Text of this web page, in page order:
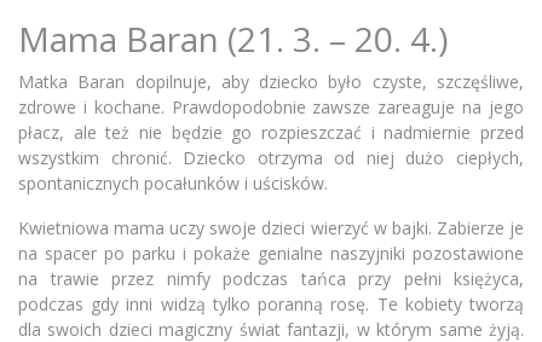
Mama Baran (21. 3. – 20. 4.)
Matka Baran dopilnuje, aby dziecko było czyste, szczęśliwe,
zdrowe i kochane. Prawdopodobnie zawsze zareaguje na jego
płacz, ale też nie będzie go rozpieszczać i nadmiernie przed
wszystkim chronić. Dziecko otrzyma od niej dużo ciepłych,
spontanicznych pocałunków i uścisków.
Kwietniowa mama uczy swoje dzieci wierzyć w bajki. Zabierze je
na spacer po parku i pokaże genialne naszyjniki pozostawione
na trawie przez nimfy podczas tańca przy pełni księżyca,
podczas gdy inni widzą tylko poranną rosę. Te kobiety tworzą
dla swoich dzieci magiczny świat fantazji, w którym same żyją.